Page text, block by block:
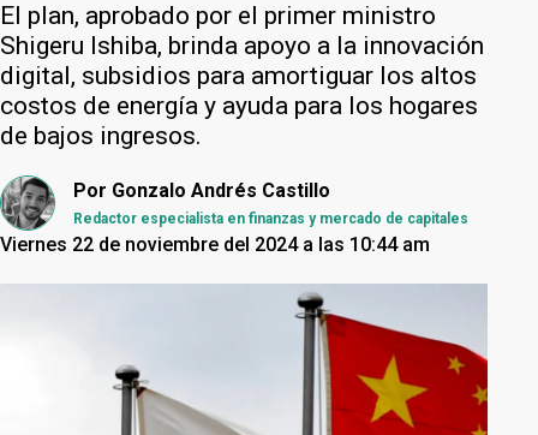
El plan, aprobado por el primer ministro
Shigeru Ishiba, brinda apoyo a la innovación
digital, subsidios para amortiguar los altos
costos de energía y ayuda para los hogares
de bajos ingresos.
Por Gonzalo Andrés Castillo
Redactor especialista en finanzas y mercado de capitales
Viernes 22 de noviembre del 2024 a las 10:44 am